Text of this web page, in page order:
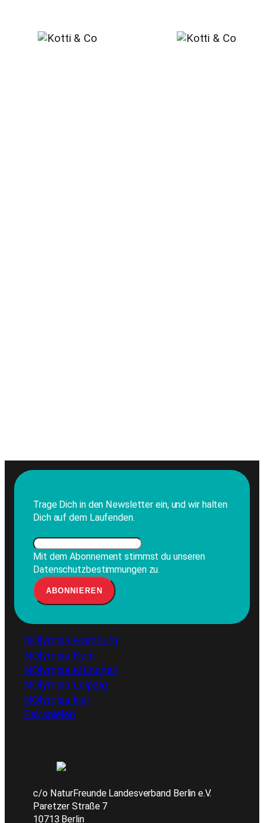
Trage Dich in den Newsletter ein, und wir halten
Dich auf dem Laufenden.
Mit dem Abonnement stimmst du unseren
Datenschutzbestimmungen zu.
NOlympia Hamburg
NOlympia Köln
NOlympia München
NOlympia Leipzig
NOlympia kiel
Fairspielen
c/o NaturFreunde Landesverband Berlin e.V.
Paretzer Straße 7
10713 Berlin